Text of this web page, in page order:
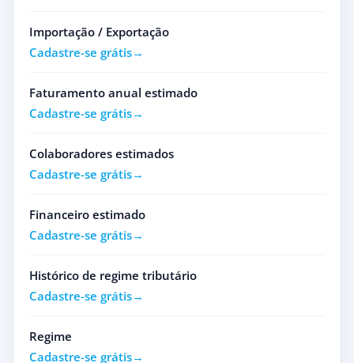
Importação / Exportação
Cadastre-se grátis
Faturamento anual estimado
Cadastre-se grátis
Colaboradores estimados
Cadastre-se grátis
Financeiro estimado
Cadastre-se grátis
Histórico de regime tributário
Cadastre-se grátis
Regime
Cadastre-se grátis